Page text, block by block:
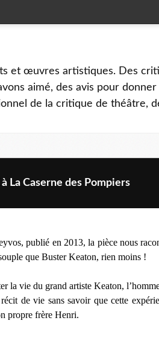
et œuvres artistiques. Des
aimé, des avis pour
de la critique de théâtre,
La Caserne des Pompiers
publié en 2013, la pièce nous
que Buster Keaton, rien moins !
la vie du grand artiste Keaton,
de vie sans savoir que cette
propre frère Henri.